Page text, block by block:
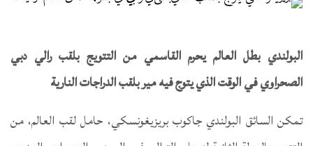
البولندي بطل العالم يحرم القاسمي من التتويج بلقب رالي دبي
الصحراوي في الوقت الذي يتوج فيه مير بلقب الدراجات النارية
تمكن السائق البولندي جاكوب بريزيغونسكي، حامل لقب العالم، من